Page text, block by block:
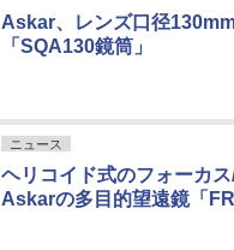
Askar、レンズ口径
「SQA130鏡筒」
ニュース
ヘリコイド式のフォーカ
Askarの多目的望遠鏡「